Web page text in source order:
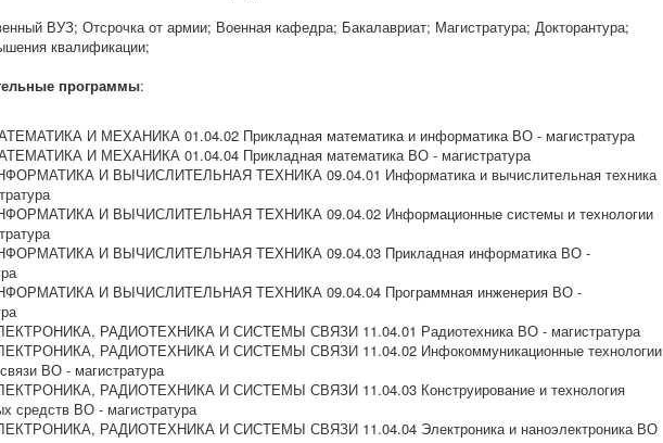
ВУЗ; Отсрочка от армии; Военная кафедра; Бакалавриат; Магистратура; Докторантура;
квалификации;
программы:
И МЕХАНИКА 01.04.02 Прикладная математика и информатика ВО - магистратура
И МЕХАНИКА 01.04.04 Прикладная математика ВО - магистратура
И ВЫЧИСЛИТЕЛЬНАЯ ТЕХНИКА 09.04.01 Информатика и вычислительная техника
И ВЫЧИСЛИТЕЛЬНАЯ ТЕХНИКА 09.04.02 Информационные системы и технологии
И ВЫЧИСЛИТЕЛЬНАЯ ТЕХНИКА 09.04.03 Прикладная информатика ВО -
И ВЫЧИСЛИТЕЛЬНАЯ ТЕХНИКА 09.04.04 Программная инженерия ВО -
РАДИОТЕХНИКА И СИСТЕМЫ СВЯЗИ 11.04.01 Радиотехника ВО - магистратура
РАДИОТЕХНИКА И СИСТЕМЫ СВЯЗИ 11.04.02 Инфокоммуникационные технологии
ВО - магистратура
РАДИОТЕХНИКА И СИСТЕМЫ СВЯЗИ 11.04.03 Конструирование и технология
средств ВО - магистратура
РАДИОТЕХНИКА И СИСТЕМЫ СВЯЗИ 11.04.04 Электроника и наноэлектроника ВО